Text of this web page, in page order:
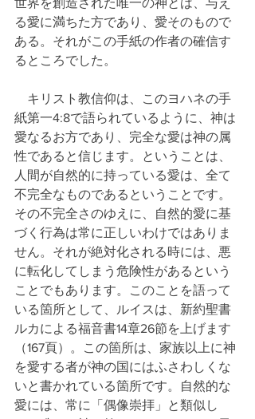
る愛に満ちた方であり、愛そのもので
ある。それがこの手紙の作者の確信す
るところでした。
キリスト教信仰は、このヨハネの手
紙第一4:8で語られているように、神は
愛なるお方であり、完全な愛は神の属
性であると信じます。ということは、
人間が自然的に持っている愛は、全て
不完全なものであるということです。
その不完全さのゆえに、自然的愛に基
づく行為は常に正しいわけではありま
せん。それが絶対化される時には、悪
に転化してしまう危険性があるという
ことでもあります。このことを語って
いる箇所として、ルイスは、新約聖書
ルカによる福音書14章26節を上げます
（167頁）。この箇所は、家族以上に神
を愛する者が神の国にはふさわしくな
いと書かれている箇所です。自然的な
愛には、常に「偶像崇拝」と類似し